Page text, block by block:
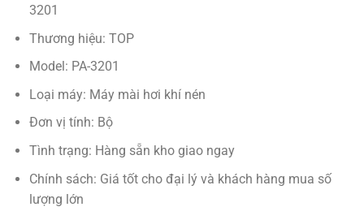
3201
Thương hiệu: TOP
Model: PA-3201
Loại máy: Máy mài hơi khí nén
Đơn vị tính: Bộ
Tình trạng: Hàng sẵn kho giao ngay
Chính sách: Giá tốt cho đại lý và khách hàng mua số
lượng lớn